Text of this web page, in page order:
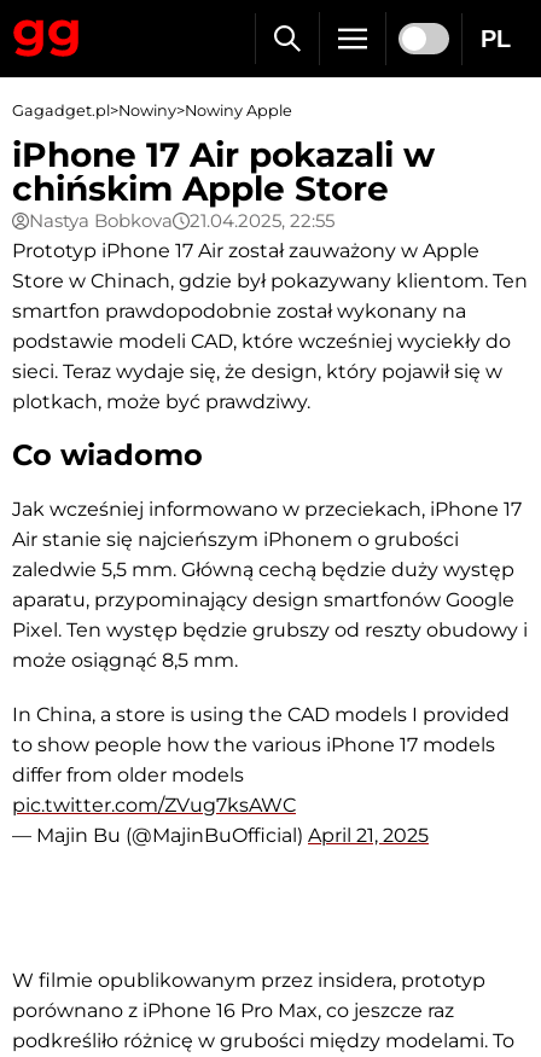
PL
Gagadget.pl>Nowiny>Nowiny Apple
iPhone 17 Air pokazali w
chińskim Apple Store
Nastya Bobkova
21.04.2025, 22:55
Prototyp iPhone 17 Air został zauważony w Apple
Store w Chinach, gdzie był pokazywany klientom. Ten
smartfon prawdopodobnie został wykonany na
podstawie modeli CAD, które wcześniej wyciekły do
sieci. Teraz wydaje się, że design, który pojawił się w
plotkach, może być prawdziwy.
Co wiadomo
Jak wcześniej informowano w przeciekach, iPhone 17
Air stanie się najcieńszym iPhonem o grubości
zaledwie 5,5 mm. Główną cechą będzie duży występ
aparatu, przypominający design smartfonów Google
Pixel. Ten występ będzie grubszy od reszty obudowy i
może osiągnąć 8,5 mm.
In China, a store is using the CAD models I provided
to show people how the various iPhone 17 models
differ from older models
pic.twitter.com/ZVug7ksAWC
— Majin Bu (@MajinBuOfficial) April 21, 2025
W filmie opublikowanym przez insidera, prototyp
porównano z iPhone 16 Pro Max, co jeszcze raz
podkreśliło różnicę w grubości między modelami. To